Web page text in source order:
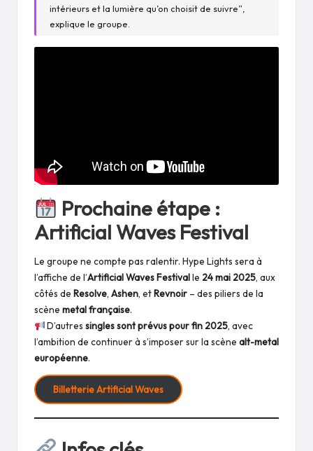
intérieurs et la lumière qu’on choisit de suivre”,
explique le groupe.
Prochaine étape :
Artificial Waves Festival
Le groupe ne compte pas ralentir. Hype Lights sera à
l’affiche de l’Artificial Waves Festivalle 24 mai 2025, aux
côtés de Resolve, Ashen, et Revnoir – des piliers de la
scène metal française.
D’autressingles sont prévus pour fin 2025, avec
l’ambition de continuer à s’imposer sur la scène alt-metal
européenne.
Billetterie Artificial Waves